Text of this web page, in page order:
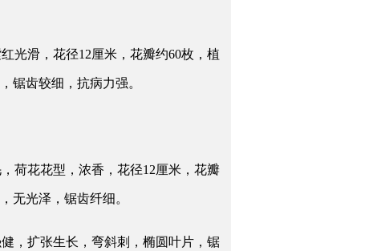
光滑，花径12厘米，花瓣约60枚，植
锯齿较细，抗病力强。
荷花花型，浓香，花径12厘米，花瓣
无光泽，锯齿纤细。
，扩张生长，弯斜刺，椭圆叶片，锯